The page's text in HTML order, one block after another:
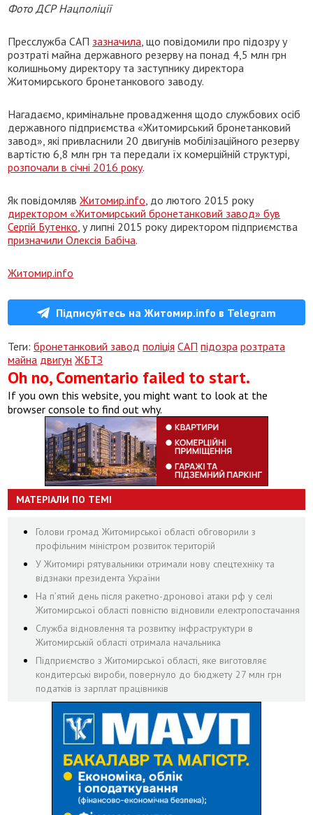
Фото ДСР Нацполіції
Пресслужба САП зазначила, що повідомили про підозру у
розтраті майна державного резерву на понад 4,5 млн грн
колишньому директору та заступнику директора
Житомирського бронетанкового заводу.
Нагадаємо, кримінальне провадження щодо службових осіб
державного підприємства «Житомирський бронетанковий
завод», які привласнили 20 двигунів мобілізаційного резерву
вартістю 6,8 млн грн та передали їх комерційній структурі,
розпочали в січні 2016 року.
Як повідомлявЖитомир.info, до лютого 2015 року
директором «Житомирський бронетанковий завод» був
Сергій Бутенко, у липні 2015 року директором підприємства
призначили Олексія Бабіча.
Житомир.info
Підписуйтесь на Житомир.info в Telegram
Теги:бронетанковий завод поліція САП підозра розтрата
майна двигун ЖБТЗ
Oh no, Comentario failed to start.
If you own this website, you might want to look at the
browser console to find out why.
МАТЕРІАЛИ ПО ТЕМІ
Голови громад Житомирської області обговорили з
профільним міністром розвиток територій
У Житомирі рятувальники отримали нову спецтехніку та
відзнаки президента України
На пʼятий день після ракетно-дронової атаки рф у селі
Житомирської області повністю відновили електропостачання
Служба відновлення та розвитку інфраструктури в
Житомирській області отримала начальника
Підприємство з Житомирської області, яке виготовляє
кондитерські вироби, повернуло до бюджету 27 млн грн
податків із зарплат працівників